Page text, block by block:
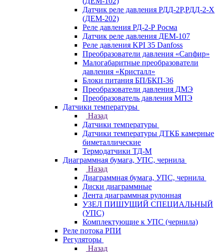
Датчик реле давления РДД-2Р,РДД-2-Х
(ДЕМ-202)
Реле давления РД-2-Р Росма
Датчик реле давления ДЕМ-107
Реле давления KPI 35 Danfoss
Преобразователи давления «Сапфир»
Малогабаритные преобразователи
давления «Кристалл»
Блоки питания БП/БКП-36
Преобразователи давления ДМЭ
Преобразователь давления МПЭ
Датчики температуры
Назад
Датчики температуры
Датчики температуры ДТКБ камерные
биметаллические
Термодатчики ТД-М
Диаграммная бумага, УПС, чернила
Назад
Диаграммная бумага, УПС, чернила
Диски диаграммные
Лента диаграммная рулонная
УЗЕЛ ПИШУЩИЙ СПЕЦИАЛЬНЫЙ
(УПС)
Комплектующие к УПС (чернила)
Реле потока РПИ
Регуляторы
Назад